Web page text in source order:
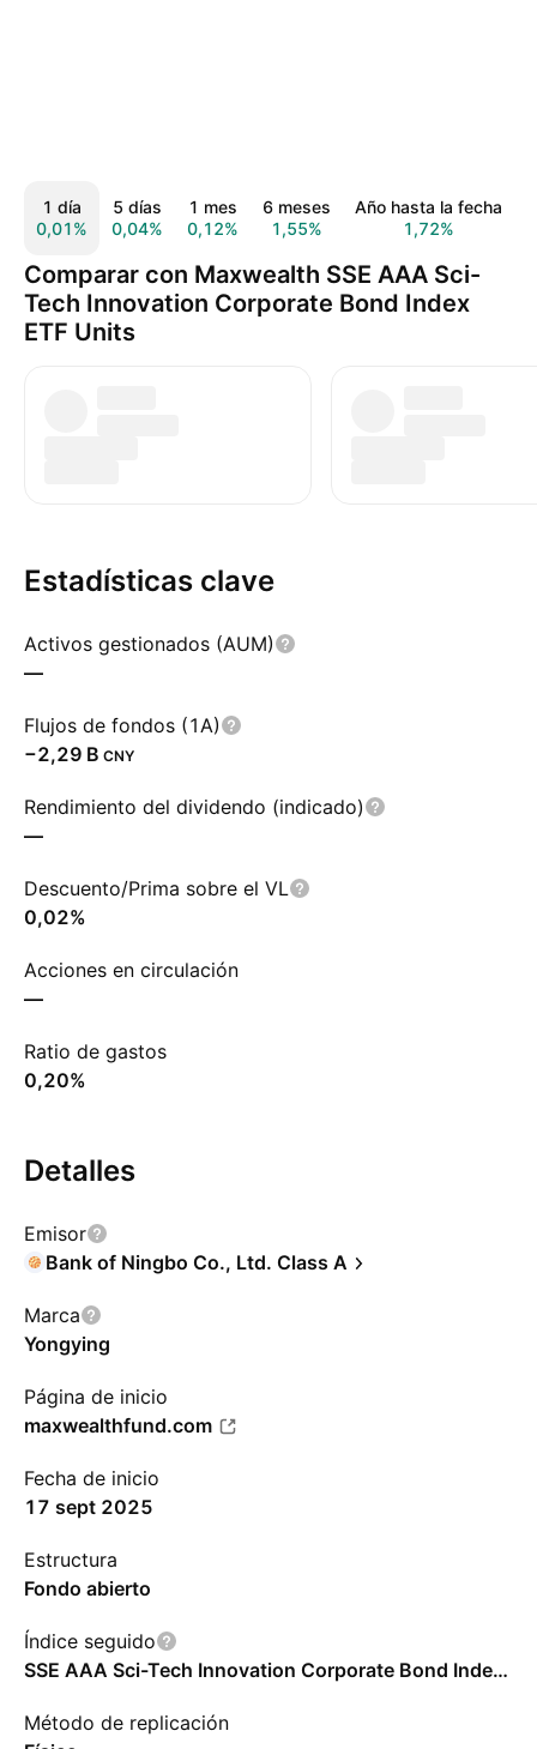
1 día
0,01%
5 días
0,04%
1 mes
0,12%
6 meses
1,55%
Año hasta la fecha
1,72%
Comparar con Maxwealth SSE AAA Sci-
Tech Innovation Corporate Bond Index
ETF Units
Estadísticas clave
Activos gestionados (AUM)
—
Flujos de fondos (1A)
‪−2,29 B‬ CNY
Rendimiento del dividendo (indicado)
—
Descuento/Prima sobre el VL
0,02%
Acciones en circulación
—
Ratio de gastos
0,20%
Detalles
Emisor
Bank of Ningbo Co., Ltd. Class A
Marca
Yongying
Página de inicio
maxwealthfund.com
Fecha de inicio
17 sept 2025
Estructura
Fondo abierto
Índice seguido
SSE AAA Sci-Tech Innovation Corporate Bond Index - CNY - Benchmark TR Gross
Método de replicación